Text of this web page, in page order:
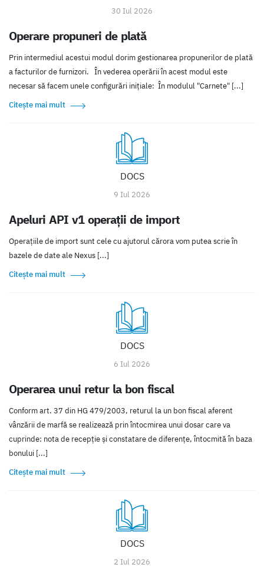
30 Iul 2026
Operare propuneri de plată
Prin intermediul acestui modul dorim gestionarea propunerilor de plată
a facturilor de furnizori. În vederea operării în acest modul este
necesar să facem unele configurări inițiale: În modulul "Carnete" [...]
Citește mai mult
DOCS
9 Iul 2026
Apeluri API v1 operaţii de import
Operaţiile de import sunt cele cu ajutorul cărora vom putea scrie în
bazele de date ale Nexus [...]
Citește mai mult
DOCS
6 Iul 2026
Operarea unui retur la bon fiscal
Conform art. 37 din HG 479/2003, returul la un bon fiscal aferent
vânzării de marfă se realizează prin întocmirea unui dosar care va
cuprinde: nota de recepție și constatare de diferențe, întocmită în baza
bonului [...]
Citește mai mult
DOCS
2 Iul 2026